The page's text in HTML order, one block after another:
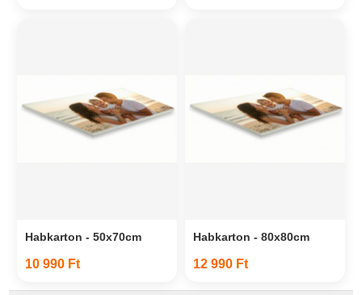
Habkarton - 50x70cm
10 990 Ft
Habkarton - 80x80cm
12 990 Ft